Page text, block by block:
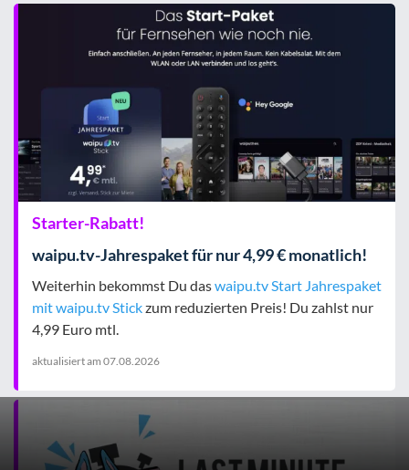
Starter-Rabatt!
waipu.tv-Jahrespaket für nur 4,99 € monatlich!
Weiterhin bekommst Du daswaipu.tv Start Jahrespaket
mit waipu.tv Stickzum reduzierten Preis! Du zahlst nur
4,99 Euro mtl.
aktualisiert am 07.08.2026